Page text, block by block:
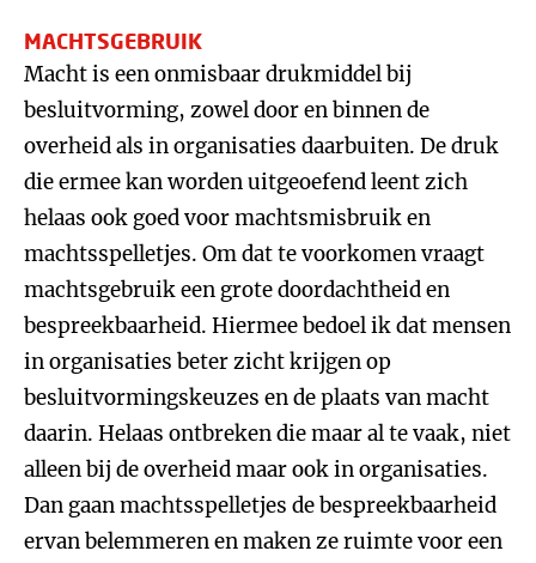
MACHTSGEBRUIK
Macht is een onmisbaar drukmiddel bij
besluitvorming, zowel door en binnen de
overheid als in organisaties daarbuiten. De druk
die ermee kan worden uitgeoefend leent zich
helaas ook goed voor machtsmisbruik en
machtsspelletjes. Om dat te voorkomen vraagt
machtsgebruik een grote doordachtheid en
bespreekbaarheid. Hiermee bedoel ik dat mensen
in organisaties beter zicht krijgen op
besluitvormingskeuzes en de plaats van macht
daarin. Helaas ontbreken die maar al te vaak, niet
alleen bij de overheid maar ook in organisaties.
Dan gaan machtsspelletjes de bespreekbaarheid
ervan belemmeren en maken ze ruimte voor een